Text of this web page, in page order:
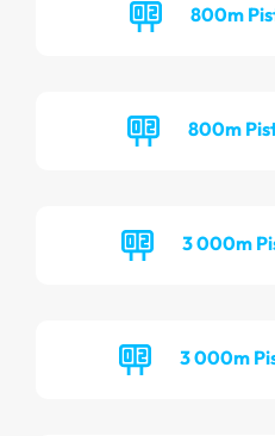
800m
800m
3 000m
3 000m